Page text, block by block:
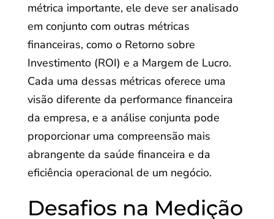
métrica importante, ele deve ser analisado
em conjunto com outras métricas
financeiras, como o Retorno sobre
Investimento (ROI) e a Margem de Lucro.
Cada uma dessas métricas oferece uma
visão diferente da performance financeira
da empresa, e a análise conjunta pode
proporcionar uma compreensão mais
abrangente da saúde financeira e da
eficiência operacional de um negócio.
Desafios na Medição